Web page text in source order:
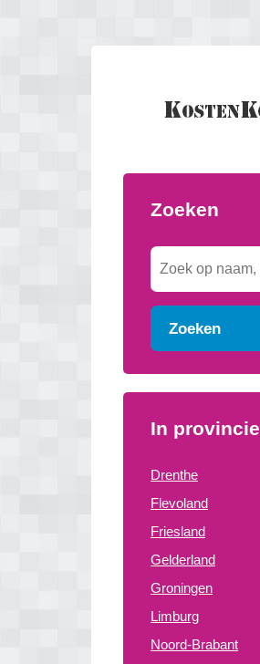
Zoeken
Zoeken
In provincie
Drenthe
Flevoland
Friesland
Gelderland
Groningen
Limburg
Noord-Brabant